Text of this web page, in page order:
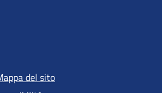
del sito